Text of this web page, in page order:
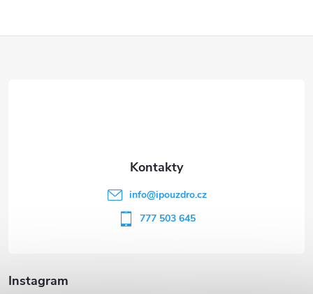
Instagram
info@ipouzdro.cz
777 503 645